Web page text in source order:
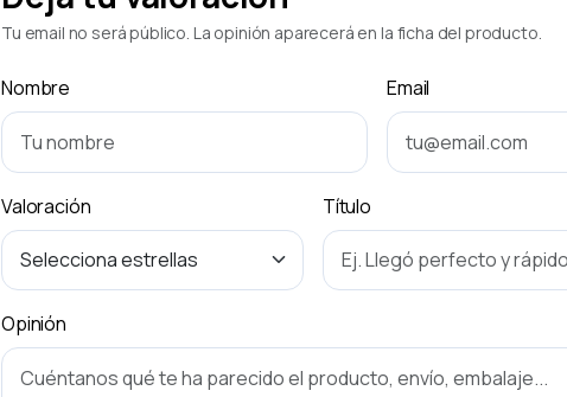
Tu email no será público. La opinión aparecerá en la ficha del producto.
Nombre Email
Valoración Título
Opinión